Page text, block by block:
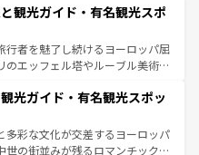
報はコンテンツ一覧を参照してほ
情熱的なフラメンコ、熱気あふ
タパスが生活の一部となってい
練された雰囲気や、バルセロナの
、地方では古代ローマ遺跡や中世
や気候が異なるスペインはその個
ほしい。
観光ガイド・有名観光スポ
行者を魅了し続けるヨーロッパ屈
のエッフェル塔やルーブル美術館
ている。華麗な宮殿、歴史的な大
て豊かな自然が、訪れる者を心
ランスは美食の国としても知ら
スコ無形文化遺産にも登録されて
光ガイド・有名観光スポッ
多彩な文化が交差するヨーロッパ
世の街並みが残るロマンチック街